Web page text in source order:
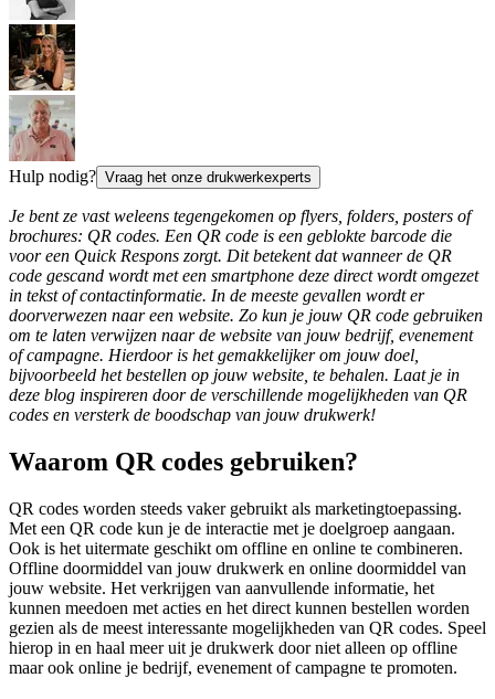
Hulp nodig? Vraag het onze drukwerkexperts
Je bent ze vast weleens tegengekomen op flyers, folders, posters of
brochures: QR codes. Een QR code is een geblokte barcode die
voor een Quick Respons zorgt. Dit betekent dat wanneer de QR
code gescand wordt met een smartphone deze direct wordt omgezet
in tekst of contactinformatie. In de meeste gevallen wordt er
doorverwezen naar een website. Zo kun je jouw QR code gebruiken
om te laten verwijzen naar de website van jouw bedrijf, evenement
of campagne. Hierdoor is het gemakkelijker om jouw doel,
bijvoorbeeld het bestellen op jouw website, te behalen. Laat je in
deze blog inspireren door de verschillende mogelijkheden van QR
codes en versterk de boodschap van jouw drukwerk!
Waarom QR codes gebruiken?
QR codes worden steeds vaker gebruikt als marketingtoepassing.
Met een QR code kun je de interactie met je doelgroep aangaan.
Ook is het uitermate geschikt om offline en online te combineren.
Offline doormiddel van jouw drukwerk en online doormiddel van
jouw website. Het verkrijgen van aanvullende informatie, het
kunnen meedoen met acties en het direct kunnen bestellen worden
gezien als de meest interessante mogelijkheden van QR codes. Speel
hierop in en haal meer uit je drukwerk door niet alleen op offline
maar ook online je bedrijf, evenement of campagne te promoten.